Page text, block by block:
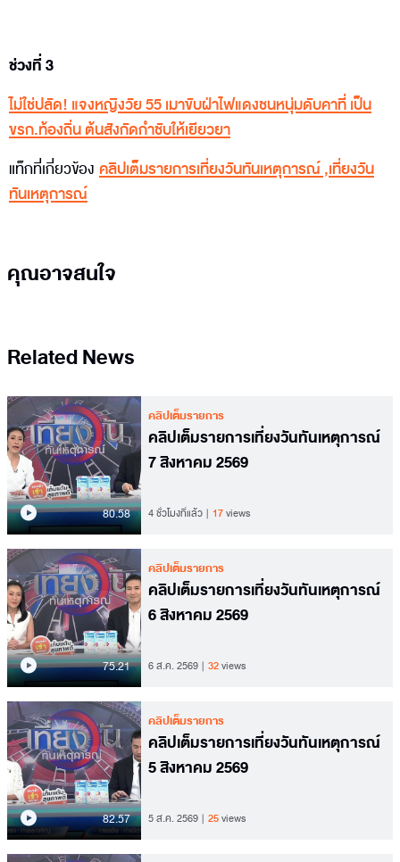
ช่วงที่ 3
ไม่ใช่ปลัด! แจงหญิงวัย 55 เมาขับฝ่าไฟแดงชนหนุ่มดับคาที่ เป็น
ขรก.ท้องถิ่น ต้นสังกัดกำชับให้เยียวยา
แท็กที่เกี่ยวข้อง คลิปเต็มรายการเที่ยงวันทันเหตุการณ์,เที่ยงวัน
ทันเหตุการณ์
คุณอาจสนใจ
Related News
80.58
คลิปเต็มรายการ
คลิปเต็มรายการเที่ยงวันทันเหตุการณ์
7 สิงหาคม 2569
4 ชั่วโมงที่แล้ว 17views
75.21
คลิปเต็มรายการ
คลิปเต็มรายการเที่ยงวันทันเหตุการณ์
6 สิงหาคม 2569
6 ส.ค. 2569 32views
82.57
คลิปเต็มรายการ
คลิปเต็มรายการเที่ยงวันทันเหตุการณ์
5 สิงหาคม 2569
5 ส.ค. 2569 25views